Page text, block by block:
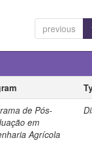
previous
de Pós-
em
Agrícola